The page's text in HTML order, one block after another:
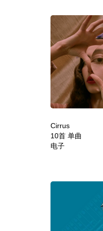
Cirrus
10首 单曲
电子